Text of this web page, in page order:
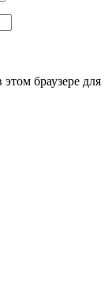
браузере для